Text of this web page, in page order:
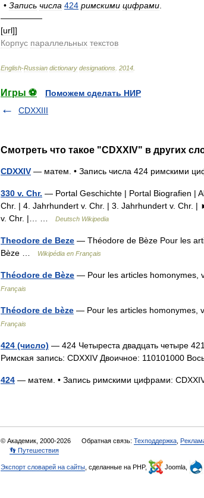
• Запись числа 424 римскими цифрами
—————
[url]]
Корпус параллельных текстов
English-Russian dictionary designations 2014
Игры ⚽
Поможем сделать НИР
CDXXIII
Смотреть что такое "CDXXIV" в других
CDXXIV — матем. • Запись числа 424 римскими
330 v. Chr. — Portal Geschichte | Portal Biografien |
Chr. | 4. Jahrhundert v. Chr. | 3. Jahrhundert v. Chr.
v. Chr. |… …
Deutsch Wikipedia
Theodore de Beze — Théodore de Bèze Pour les
Bèze …
Wikipédia en Français
Théodore de Bèze — Pour les articles homonymes,
Français
Théodore de bèze — Pour les articles homonymes,
Français
424 (число) — 424 Четыреста двадцать четыре
Римская запись: CDXXIV Двоичное: 110101000
424 — матем. • Запись римскими цифрами:
© Академик, 2000-2026 Обратная связь: Техподдержка
👣 Путешествия
Экспорт словарей на сайты , сделанные на PHP, Joomla,